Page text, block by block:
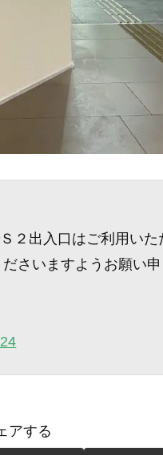
２出入口はご利用いた
さいますようお願い申
アする